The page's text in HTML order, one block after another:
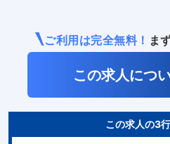
ご利用は完全無料！ ま
この求人につ
この求人の3